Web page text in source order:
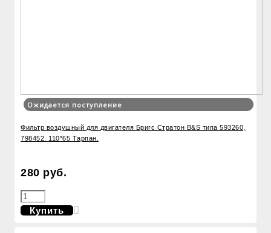
Ожидается поступление
Фильтр воздушный для двигателя Бригс Стратон B&S типа 593260,
798452. 110*65 Тарпан.
280 руб.
Купить